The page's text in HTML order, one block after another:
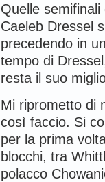
Quelle
Caeleb Dressel
precedendo in
tempo di
resta il suo
Mi riprometto di
così faccio. Si
per la prima
blocchi, tra
polacco